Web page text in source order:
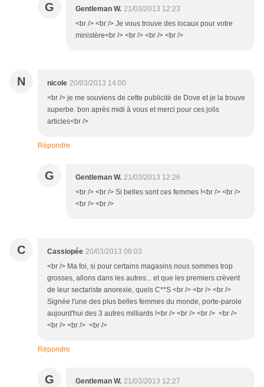
G Gentleman W. 21/03/2013 12:23
<br /> <br /> Je vous trouve des locaux pour votre
ministère<br /> <br /> <br /> <br />
N nicole 20/03/2013 14:00
<br /> je me souviens de cette publicité de Dove et je la trouve
superbe. bon après midi à vous et merci pour ces jolis
articles<br />
Répondre
G Gentleman W. 21/03/2013 12:26
<br /> <br /> Si belles sont ces femmes !<br /> <br />
<br /> <br />
C Cassiopée 20/03/2013 08:03
<br /> Ma foi, si pour certains magasins nous sommes trop
grosses, allons dans les autres... et que les premiers crèvent
de leur sectariste anorexie, quels C**S <br /> <br /> <br />
Signée l'une des plus belles femmes du monde, porte-parole
aujourd'hui des 3 autres milliards !<br /> <br /> <br /> <br />
<br /> <br /> <br />
Répondre
G Gentleman W. 21/03/2013 12:27